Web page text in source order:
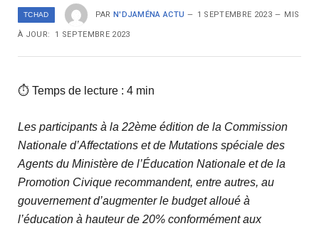
TCHAD PAR N'DJAMÉNA ACTU 1 SEPTEMBRE 2023 MIS
À JOUR: 1 SEPTEMBRE 2023
⏱ Temps de lecture : 4 min
Les participants à la 22ème édition de la Commission
Nationale d’Affectations et de Mutations spéciale des
Agents du Ministère de l’Éducation Nationale et de la
Promotion Civique recommandent, entre autres, au
gouvernement d’augmenter le budget alloué à
l’éducation à hauteur de 20% conformément aux